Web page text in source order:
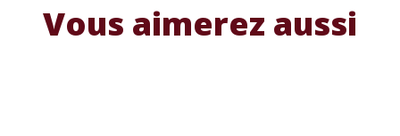
Vous aimerez aussi